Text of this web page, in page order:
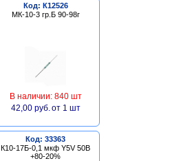
Код: К12526
МК-10-3 гр.Б 90-98г
В наличии: 840 шт
42,00 руб. от 1 шт
Код: 33363
К10-17Б-0,1 мкф Y5V 50В
+80-20%